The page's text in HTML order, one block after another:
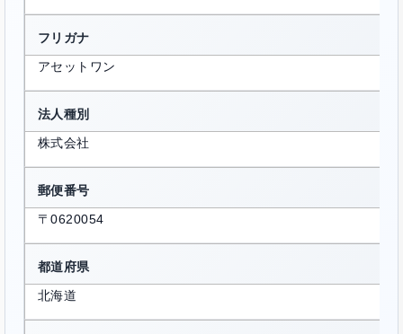
フリガナ
アセットワン
法人種別
株式会社
郵便番号
〒0620054
都道府県
北海道